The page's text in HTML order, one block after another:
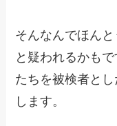
そんなんでほんと
と疑われるかも
たちを被検者と
します。